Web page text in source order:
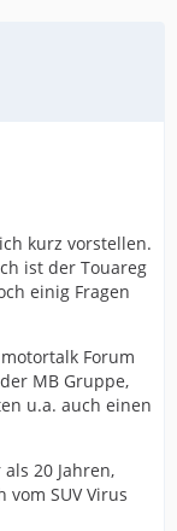
kurz vorstellen.
ist der Touareg
einig Fragen
Forum
MB Gruppe,
u.a. auch einen
20 Jahren,
SUV Virus